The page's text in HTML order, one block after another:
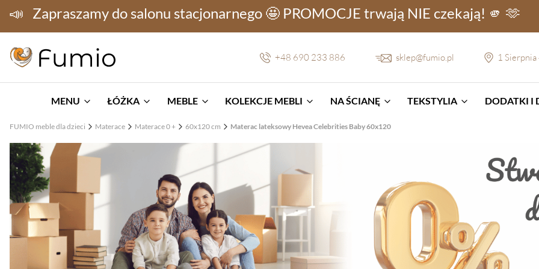
📣 Zapraszamy do salonu stacjonarnego 🤩 PROMOCJE trwają NIE czekają! 🫵 🫶
+48 690 233 886 sklep@fumio.pl 1 Sierpnia
MENU ŁÓŻKA MEBLE KOLEKCJE MEBLI NA ŚCIANĘ TEKSTYLIA DODATKI I
FUMIO meble dla dzieci Materace Materace 0 + 60x120 cm Materac lateksowy Hevea Celebrities Baby 60x120